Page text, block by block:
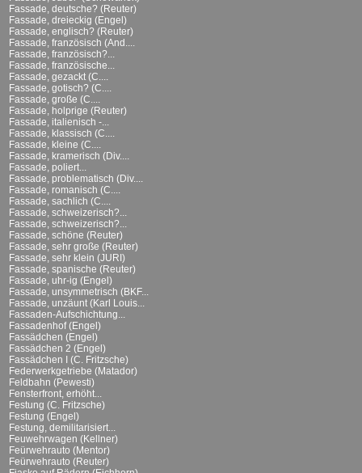
Fassade, deutsche? (Reuter)
Fassade, dreieckig (Engel)
Fassade, englisch? (Reuter)
Fassade, französisch (And....
Fassade, französisch?...
Fassade, französische...
Fassade, gezackt (C....
Fassade, gotisch? (C....
Fassade, große (C....
Fassade, holprige (Reuter)
Fassade, italienisch -...
Fassade, klassisch (C....
Fassade, kleine (C....
Fassade, kramerisch (Div....
Fassade, poliert...
Fassade, problematisch (Div....
Fassade, romanisch (C....
Fassade, sachlich (C....
Fassade, schweizerisch?...
Fassade, schweizerisch?...
Fassade, schöne (Reuter)
Fassade, sehr große (Reuter)
Fassade, sehr klein (JURI)
Fassade, spanische (Reuter)
Fassade, uhr-ig (Engel)
Fassade, unsymmetrisch (BKF...
Fassade, unzäunt (Karl Louis...
Fassaden-Aufschichtung...
Fassadenhof (Engel)
Fassädchen (Engel)
Fassädchen 2 (Engel)
Fassädchen I (C. Fritzsche)
Federwerkgetriebe (Matador)
Feldbahn (Pewesti)
Fensterfront, erhöht...
Festung (C. Fritzsche)
Festung (Engel)
Festung, demilitarisiert...
Feuwehrwagen (Kellner)
Feürwehrauto (Mentor)
Feürwehrauto (Reuter)